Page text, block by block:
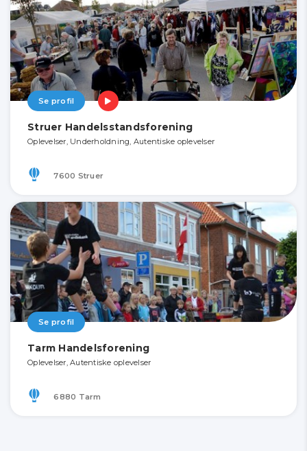
Se profil
Struer Handelsstandsforening
Oplevelser, Underholdning, Autentiske oplevelser
7600 Struer
Se profil
Tarm Handelsforening
Oplevelser, Autentiske oplevelser
6880 Tarm